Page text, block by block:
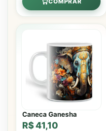
Caneca Ganesha
R$ 41,10